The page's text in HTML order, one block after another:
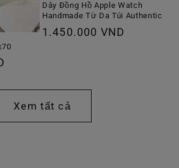
Dây Đồng Hồ Apple Watch
Handmade Từ Da Túi Authentic
Giá
1.450.000 VND
Xem tất cả